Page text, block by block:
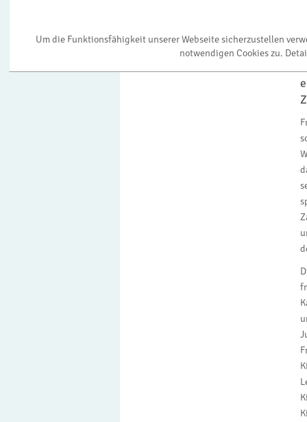
Um die Funktionsfähigkeit unserer Webseite sicherzustellen
notwendigen Cookies zu.